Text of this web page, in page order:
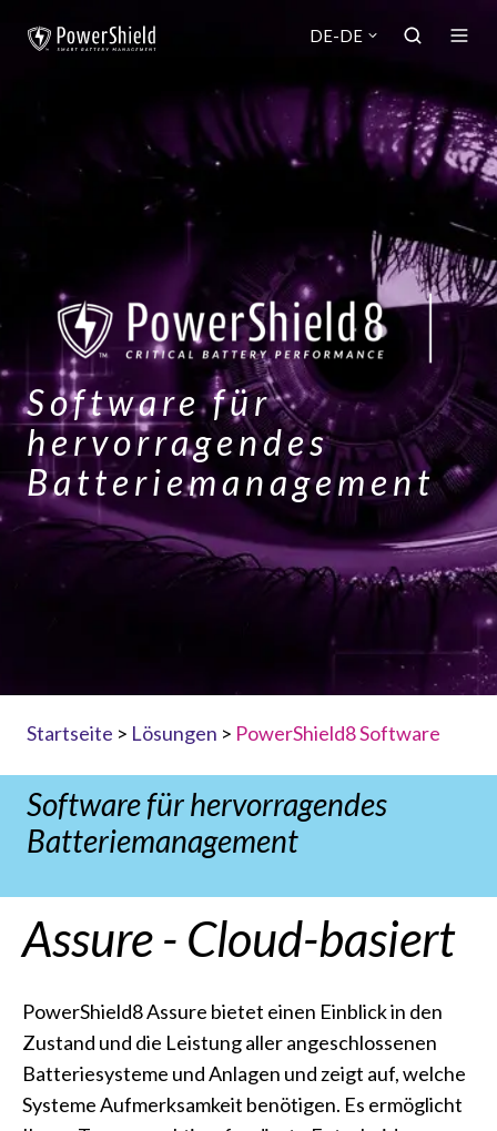
DE-DE
Software für
hervorragendes
Batteriemanagement
Startseite > Lösungen > PowerShield8 Software
Software für hervorragendes
Batteriemanagement
Assure - Cloud-basiert
PowerShield8 Assure bietet einen Einblick in den
Zustand und die Leistung aller angeschlossenen
Batteriesysteme und Anlagen und zeigt auf, welche
Systeme Aufmerksamkeit benötigen. Es ermöglicht